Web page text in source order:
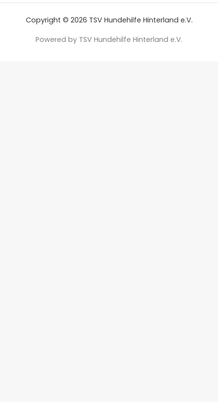
Copyright © 2026 TSV Hundehilfe Hinterland e.V.
Powered by TSV Hundehilfe Hinterland e.V.